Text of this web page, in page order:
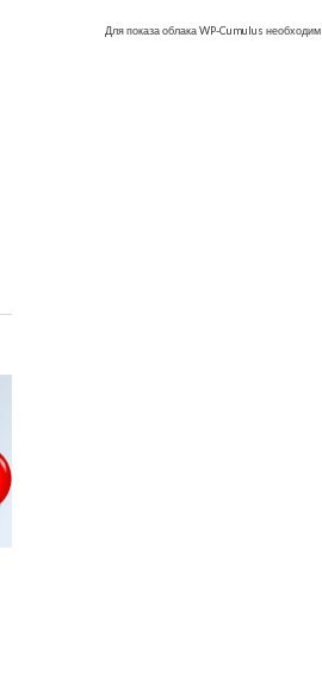
Для показа облака WP-Cumulus необходим